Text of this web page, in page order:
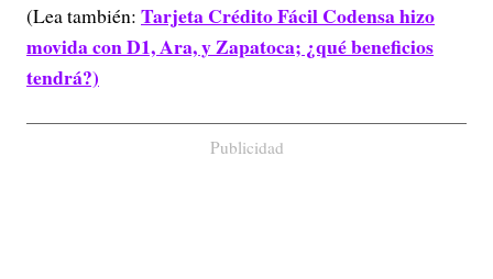
(Lea también: Tarjeta Crédito Fácil Codensa hizo
movida con D1, Ara, y Zapatoca; ¿qué beneficios
tendrá?)
Publicidad